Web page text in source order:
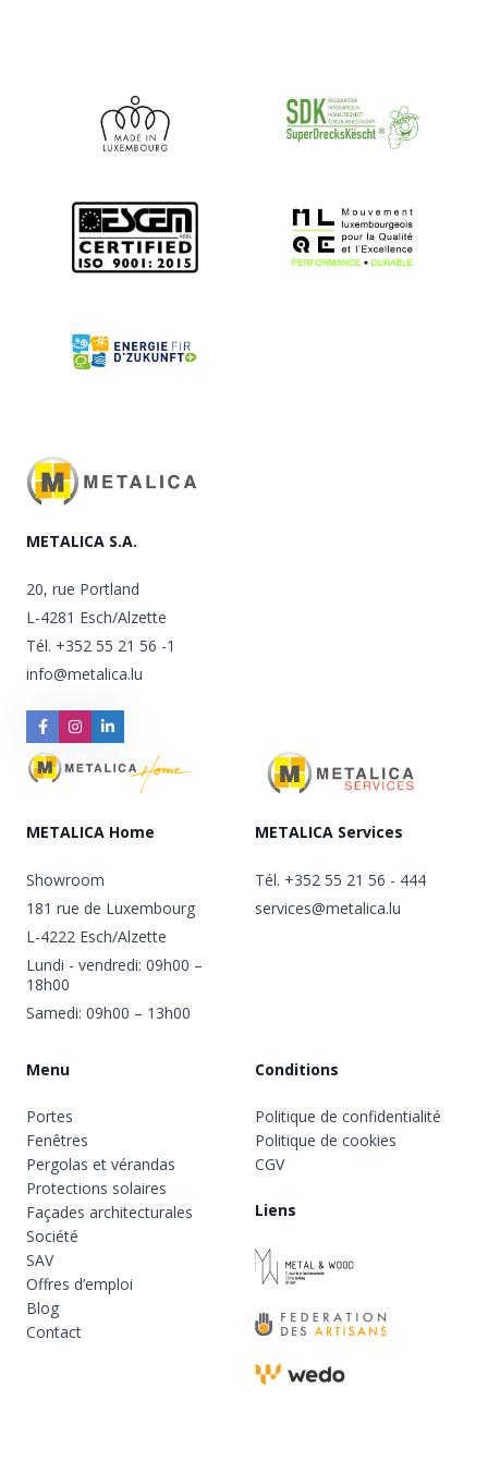
METALICA S.A.
20, rue Portland
L-4281 Esch/Alzette
Tél. +352 55 21 56 -1
info@metalica.lu
METALICA Home
Showroom
181 rue de Luxembourg
L-4222 Esch/Alzette
Lundi - vendredi: 09h00 –
18h00
Samedi: 09h00 – 13h00
METALICA Services
Tél. +352 55 21 56 - 444
services@metalica.lu
Menu
Portes
Fenêtres
Pergolas et vérandas
Protections solaires
Façades architecturales
Société
SAV
Offres d’emploi
Blog
Contact
Conditions
Politique de confidentialité
Politique de cookies
CGV
Liens